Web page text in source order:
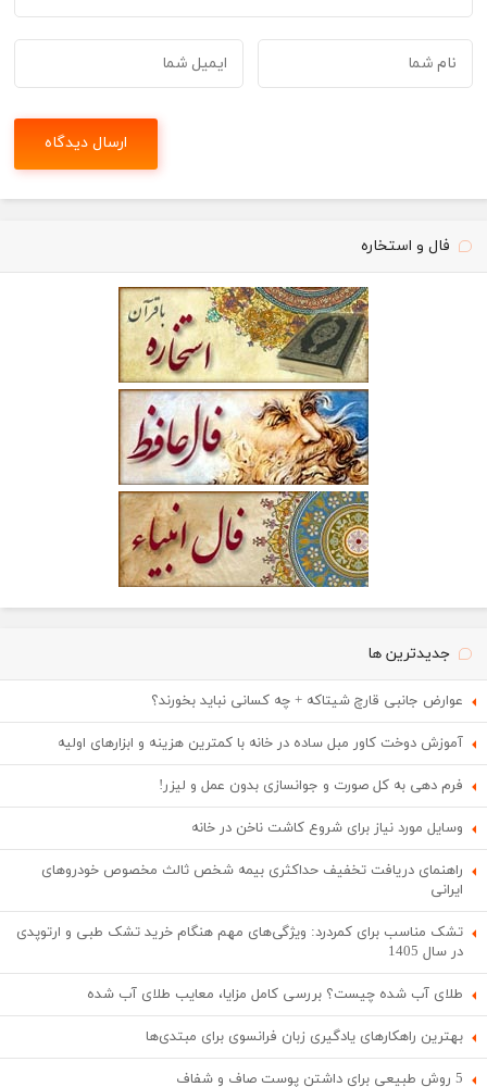
فال و استخاره
جدیدترین ها
عوارض جانبی قارچ شیتاکه + چه کسانی نباید بخورند؟
آموزش دوخت کاور مبل ساده در خانه با کمترین هزینه و ابزارهای اولیه
فرم دهی به کل صورت و جوانسازی بدون عمل و لیزر!
وسایل مورد نیاز برای شروع کاشت ناخن در خانه
راهنمای دریافت تخفیف حداکثری بیمه شخص ثالث مخصوص خودروهای
ایرانی
تشک مناسب برای کمردرد: ویژگی‌های مهم هنگام خرید تشک طبی و ارتوپدی
در سال 1405
طلای آب شده چیست؟ بررسی کامل مزایا، معایب طلای آب شده
بهترین راهکارهای یادگیری زبان فرانسوی برای مبتدی‌ها
5 روش طبیعی برای داشتن پوست صاف و شفاف